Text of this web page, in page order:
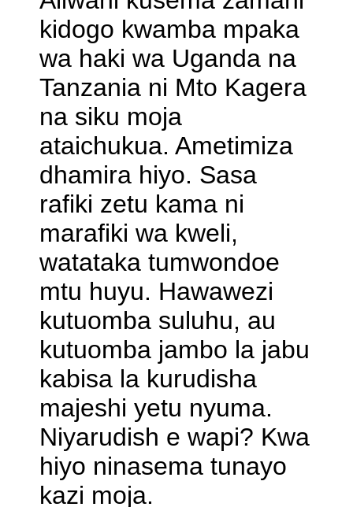
kidogo kwamba mpaka
wa haki wa Uganda na
Tanzania ni Mto Kagera
na siku moja
ataichukua. Ametimiza
dhamira hiyo. Sasa
rafiki zetu kama ni
marafiki wa kweli,
watataka tumwondoe
mtu huyu. Hawawezi
kutuomba suluhu, au
kutuomba jambo la jabu
kabisa la kurudisha
majeshi yetu nyuma.
Niyarudish e wapi? Kwa
hiyo ninasema tunayo
kazi moja.